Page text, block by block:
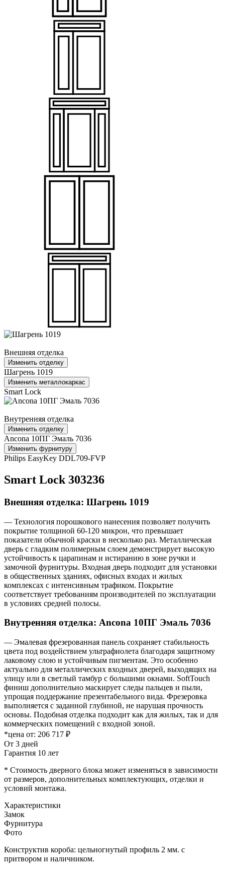
Внешняя отделка
Изменить отделку
Шагрень 1019
Изменить металлокаркас
Smart Lock
Внутренняя отделка
Изменить отделку
Ancona 10ПГ Эмаль 7036
Изменить фурнитуру
Philips EasyKey DDL709-FVP
Smart Lock 303236
Внешняя отделка: Шагрень 1019
— Технология порошкового нанесения позволяет получить
покрытие толщиной 60-120 микрон, что превышает
показатели обычной краски в несколько раз. Металлическая
дверь с гладким полимерным слоем демонстрирует высокую
устойчивость к царапинам и истиранию в зоне ручки и
замочной фурнитуры. Входная дверь подходит для установки
в общественных зданиях, офисных входах и жилых
комплексах с интенсивным трафиком. Покрытие
соответствует требованиям производителей по эксплуатации
в условиях средней полосы.
Внутренняя отделка: Ancona 10ПГ Эмаль 7036
— Эмалевая фрезерованная панель сохраняет стабильность
цвета под воздействием ультрафиолета благодаря защитному
лаковому слою и устойчивым пигментам. Это особенно
актуально для металлических входных дверей, выходящих на
улицу или в светлый тамбур с большими окнами. SoftTouch
финиш дополнительно маскирует следы пальцев и пыли,
упрощая поддержание презентабельного вида. Фрезеровка
выполняется с заданной глубиной, не нарушая прочность
основы. Подобная отделка подходит как для жилых, так и для
коммерческих помещений с входной зоной.
*цена от: 206 717 ₽
От 3 дней
Гарантия 10 лет
* Стоимость дверного блока может изменяться в зависимости
от размеров, дополнительных комплектующих, отделки и
условий монтажа.
Характеристики
Замок
Фурнитура
Фото
Конструктив короба: цельногнутый профиль 2 мм. с
притвором и наличником.